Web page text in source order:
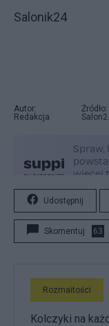
Salonik24
Autor:
Redakcja
Źródło:
Udostępnij
Skomentuj 63
Rozmaitości
Kolczyki na